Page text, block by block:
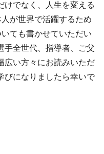
けでなく、人生を変える
が世界で活躍するため
ても書かせていただい
手全世代、指導者、ご父
広い方々にお読みいただ
びになりましたら幸いで